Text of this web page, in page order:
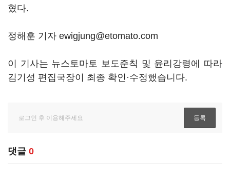
혔다.
정해훈 기자 ewigjung@etomato.com
이 기사는 뉴스토마토 보도준칙 및 윤리강령에 따라
김기성 편집국장이 최종 확인·수정했습니다.
댓글 0